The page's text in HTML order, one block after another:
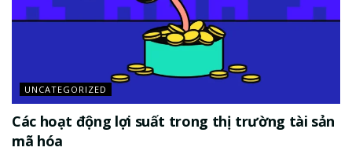
UNCATEGORIZED
Các hoạt động lợi suất trong thị trường tài sản
mã hóa